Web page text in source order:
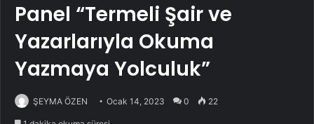
Panel “Termeli Şair ve
Yazarlarıyla Okuma
Yazmaya Yolculuk”
ŞEYMA ÖZEN Ocak 14, 2023 0 22